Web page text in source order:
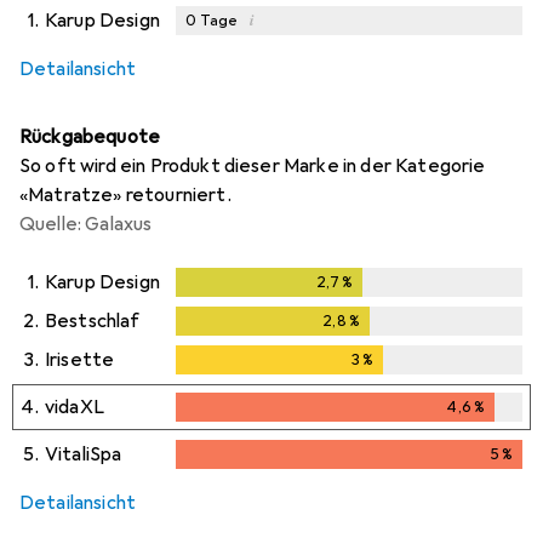
1. Karup Design 0 Tage i
Detailansicht
Rückgabequote
So oft wird ein Produkt dieser Marke in der Kategorie
«Matratze» retourniert.
Quelle: Galaxus
1. Karup Design 2,7%
2. Bestschlaf 2,8%
3. Irisette 3%
4. vidaXL 4,6%
4,6%
5. VitaliSpa 5%
Detailansicht